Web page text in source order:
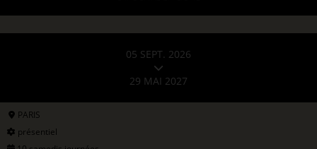
05 SEPT. 2026
29 MAI 2027
PARIS
présentiel